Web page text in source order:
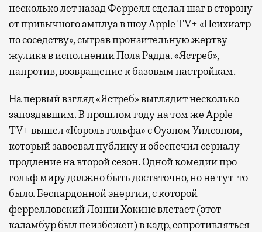
несколько лет назад Феррелл сделал шаг в сторону
от привычного амплуа в шоу Apple TV+ «Психиатр
по соседству», сыграв пронзительную жертву
жулика в исполнении Пола Радда. «Ястреб»,
напротив, возвращение к базовым настройкам.
На первый взгляд «Ястреб» выглядит несколько
запоздавшим. В прошлом году на том же Apple
TV+ вышел «Король гольфа» с Оуэном Уилсоном,
который завоевал публику и обеспечил сериалу
продление на второй сезон. Одной комедии про
гольф миру должно быть достаточно, но не тут-то
было. Беспардонной энергии, с которой
феррелловский Лонни Хокинс влетает (этот
каламбур был неизбежен) в кадр, сопротивляться